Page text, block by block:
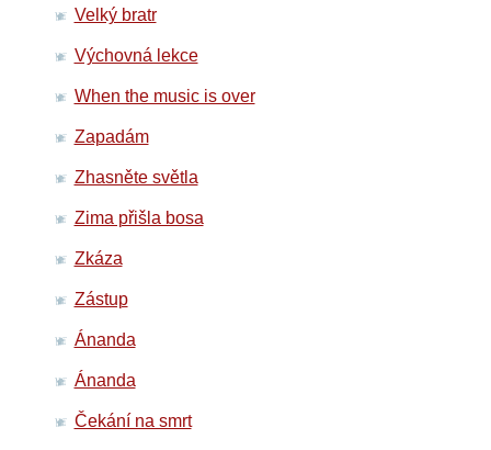
Velký bratr
Výchovná lekce
When the music is over
Zapadám
Zhasněte světla
Zima přišla bosa
Zkáza
Zástup
Ánanda
Ánanda
Čekání na smrt